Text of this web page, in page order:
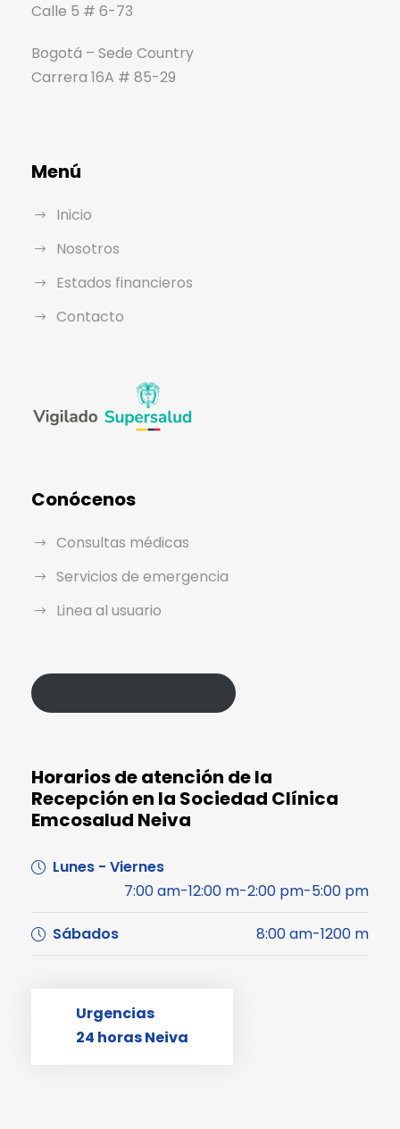
Calle 5 # 6-73
Bogotá – Sede Country
Carrera 16A # 85-29
Menú
Inicio
Nosotros
Estados financieros
Contacto
Conócenos
Consultas médicas
Servicios de emergencia
Linea al usuario
Horarios de atención de la
Recepción en la Sociedad Clínica
Emcosalud Neiva
Lunes - Viernes
7:00 am-12:00 m-2:00 pm-5:00 pm
Sábados 8:00 am-1200 m
Urgencias
24 horas Neiva